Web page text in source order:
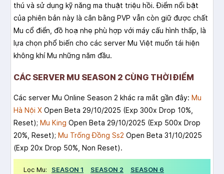
thú và sử dụng kỹ năng ma thuật triệu hồi. Điểm nổi bật
của phiên bản này là cân bằng PVP vẫn còn giữ được chất
Mu cổ điển, đồ hoạ nhẹ phù hợp với máy cấu hình thấp, là
lựa chọn phổ biến cho các server Mu Việt muốn tái hiện
không khí Mu những năm đầu.
CÁC SERVER MU SEASON 2 CÙNG THỜI ĐIỂM
Các server Mu Online Season 2 khác ra mắt gần đây: Mu
Hà Nội X Open Beta 29/10/2025 (Exp 300x Drop 10%,
Reset); Mu King Open Beta 29/10/2025 (Exp 500x Drop
20%, Reset); Mu Trống Đồng Ss2 Open Beta 31/10/2025
(Exp 20x Drop 50%, Non Reset).
Lọc Mu: SEASON 1 SEASON 2
SEASON 6